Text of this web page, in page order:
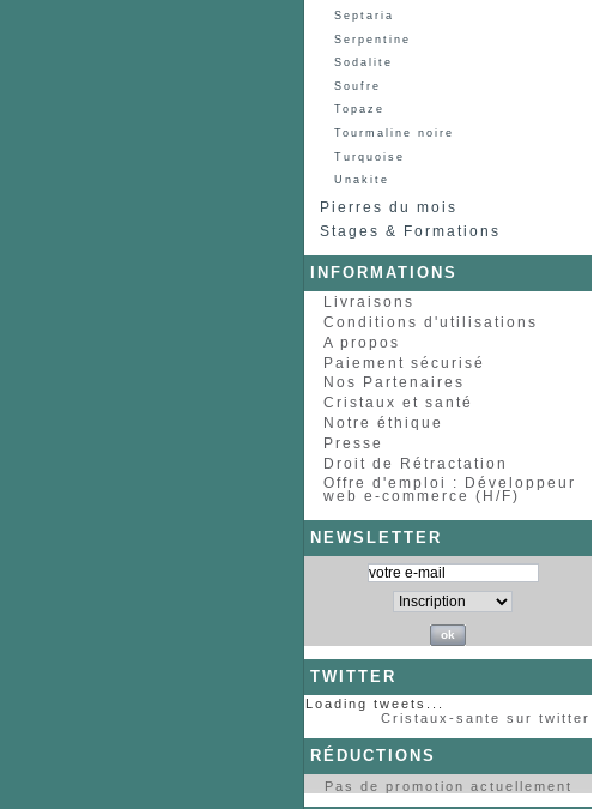
Septaria
Serpentine
Sodalite
Soufre
Topaze
Tourmaline noire
Turquoise
Unakite
Pierres du mois
Stages & Formations
INFORMATIONS
Livraisons
Conditions d'utilisations
A propos
Paiement sécurisé
Nos Partenaires
Cristaux et santé
Notre éthique
Presse
Droit de Rétractation
Offre d'emploi : Développeur
web e-commerce (H/F)
NEWSLETTER
TWITTER
Loading tweets...
Cristaux-sante sur twitter
RÉDUCTIONS
Pas de promotion actuellement